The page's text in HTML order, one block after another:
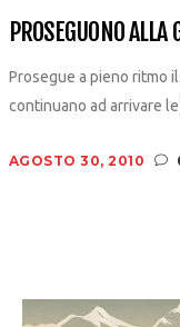
PROSEGUONO
Prosegue a pieno ritmo
continuano ad arrivare
AGOSTO 30, 2010